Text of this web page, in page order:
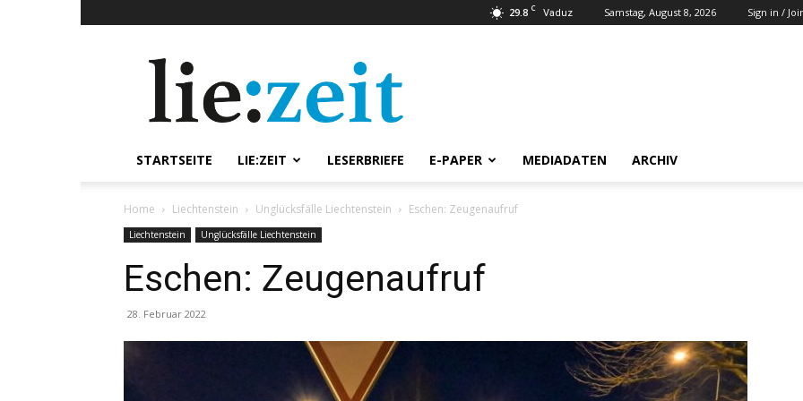
29.8 C Vaduz Samstag, August 8, 2026 Sign in /
STARTSEITE LIE:ZEIT LESERBRIEFE E-PAPER MEDIADATEN ARCHIV
Home Liechtenstein Unglücksfälle Liechtenstein Eschen: Zeugenaufruf
Liechtenstein Unglücksfälle Liechtenstein
Eschen: Zeugenaufruf
28. Februar 2022